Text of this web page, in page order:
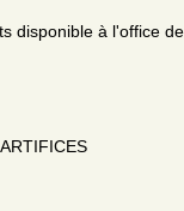
disponible à l'office de